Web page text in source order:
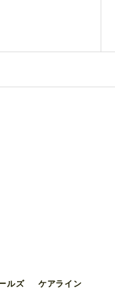
ルズ ケアライン